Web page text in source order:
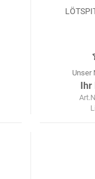
Unser
Ihr